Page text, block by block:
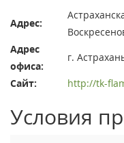
Адрес:
Адрес
офиса:
г.
Сайт:
http://tk-
Условия